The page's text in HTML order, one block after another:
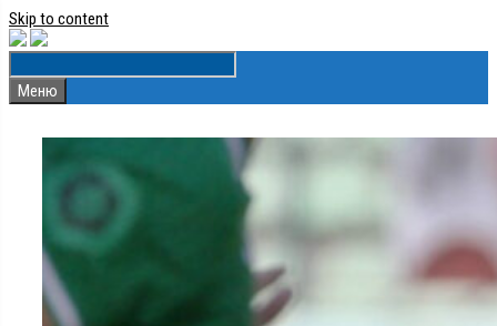
Skip to content
Меню